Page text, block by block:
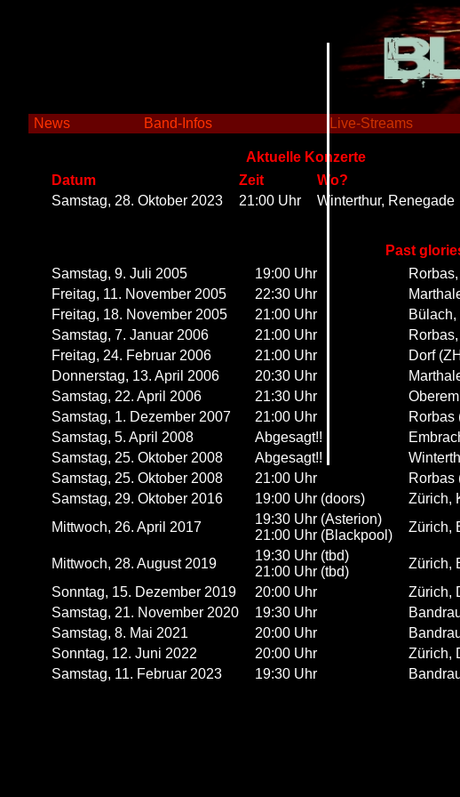
News Band-Infos Live-Streams
Aktuelle Konzerte
Datum
Zeit Wo?
Samstag, 28. Oktober 2023
21:00 Uhr Winterthur, Renegade
Past
Samstag, 9. Juli 2005
19:00 Uhr
Freitag, 11. November 2005
22:30 Uhr
Freitag, 18. November 2005
21:00 Uhr
Samstag, 7. Januar 2006
21:00 Uhr
Freitag, 24. Februar 2006
21:00 Uhr Dorf
Donnerstag, 13. April 2006
20:30 Uhr
Samstag, 22. April 2006
21:30 Uhr
Samstag, 1. Dezember 2007
21:00 Uhr Rorbas
Samstag, 5. April 2008
Abgesagt!!
Samstag, 25. Oktober 2008
Abgesagt!!
Samstag, 25. Oktober 2008
21:00 Uhr Rorbas
Samstag, 29. Oktober 2016
19:00 Uhr (doors) Zürich,
Mittwoch, 26. April 2017
19:30 Uhr (Asterion)
21:00 Uhr (Blackpool)
Zürich,
Mittwoch, 28. August 2019
19:30 Uhr (tbd)
21:00 Uhr (tbd)
Zürich,
Sonntag, 15. Dezember 2019
20:00 Uhr Zürich,
Samstag, 21. November 2020
19:30 Uhr
Samstag, 8. Mai 2021
20:00 Uhr
Sonntag, 12. Juni 2022
20:00 Uhr Zürich,
Samstag, 11. Februar 2023
19:30 Uhr